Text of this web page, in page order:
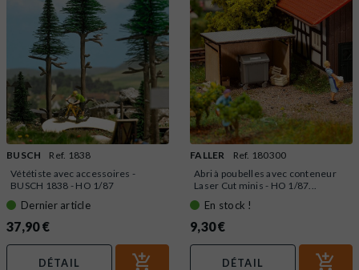
BUSCH
Ref. 1838
Vététiste avec accessoires -
BUSCH 1838 - HO 1/87
Dernier article
37,90 €
DÉTAIL
FALLER
Ref. 180300
Abri à poubelles avec conteneur
Laser Cut minis - HO 1/87...
En stock !
9,30 €
DÉTAIL